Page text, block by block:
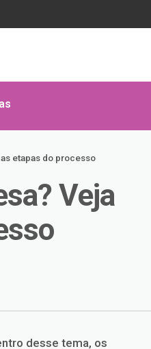
etapas do processo
Veja
desse tema, os